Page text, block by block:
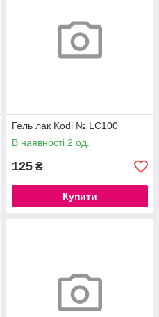
Гель лак Kodi № LC100
В наявності 2 од.
125 ₴
Купити